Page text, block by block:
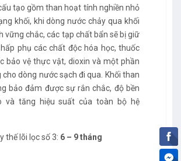
tạo gồm than hoạt tính nghiền nhỏ
khối, khi dòng nước chảy qua khối
vững chắc, các tạp chất bẩn sẽ bị giữ
phụ các chất độc hóa học, thuốc
bảo vệ thực vật, dioxin và một phần
cho dòng nước sạch đi qua. Khối than
bảo đảm được sự rắn chắc, độ bền
và tăng hiệu suất của toàn bộ hệ
thế lõi lọc số 3: 6 – 9 tháng